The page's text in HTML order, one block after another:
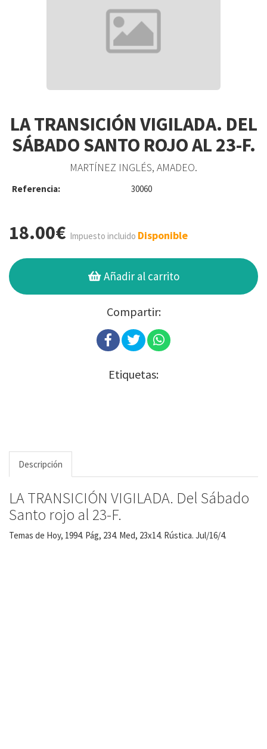
LA TRANSICIÓN VIGILADA. DEL
SÁBADO SANTO ROJO AL 23-F.
MARTÍNEZ INGLÉS, AMADEO.
Referencia: 30060
18.00€ Impuesto incluido Disponible
Añadir al carrito
Compartir:
Etiquetas:
Descripción
LA TRANSICIÓN VIGILADA. Del Sábado
Santo rojo al 23-F.
Temas de Hoy, 1994. Pág, 234. Med, 23x14. Rústica. Jul/16/4.